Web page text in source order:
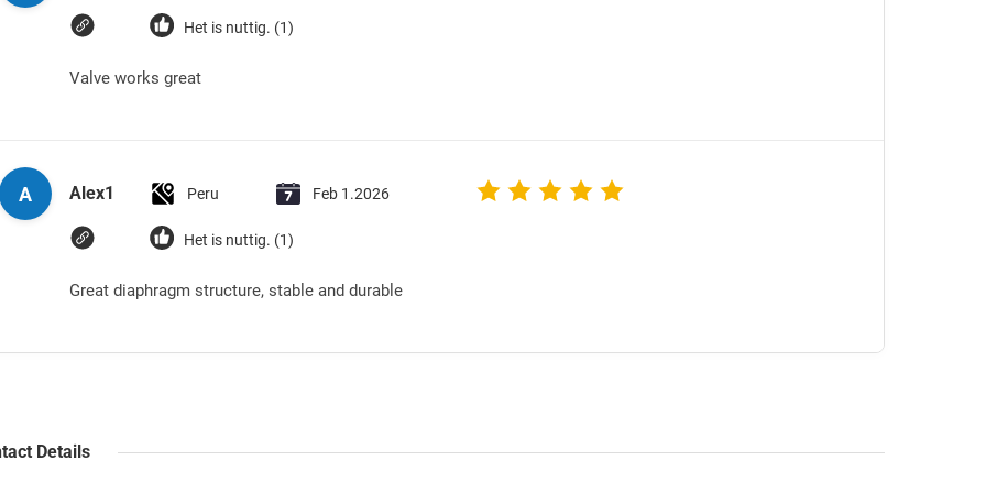
Het is nuttig. (1)
Valve works great
A Alex1 Peru Feb 1.2026
Het is nuttig. (1)
Great diaphragm structure, stable and durable
Details